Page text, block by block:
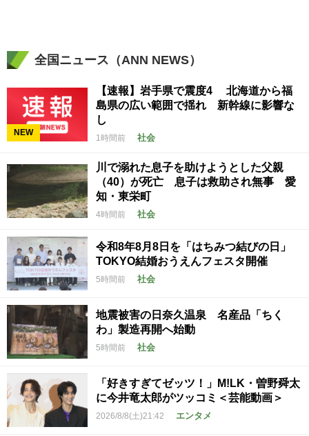
全国ニュース（ANN NEWS）
NEW
【速報】岩手県で震度4 北海道から福
島県の広い範囲で揺れ 新幹線に影響な
し
1時間前 社会
川で溺れた息子を助けようとした父親
（40）が死亡 息子は救助され無事 愛
知・東栄町
4時間前 社会
令和8年8月8日を「はちみつ結びの日」
TOKYO結婚おうえんフェスタ開催
5時間前 社会
地震被害の日奈久温泉 名産品「ちく
わ」製造再開へ始動
5時間前 社会
「好きすぎてゼッツ！」M!LK・曽野舜太
に今井竜太郎がツッコミ＜芸能動画＞
2026/8/8(土)21:42 エンタメ